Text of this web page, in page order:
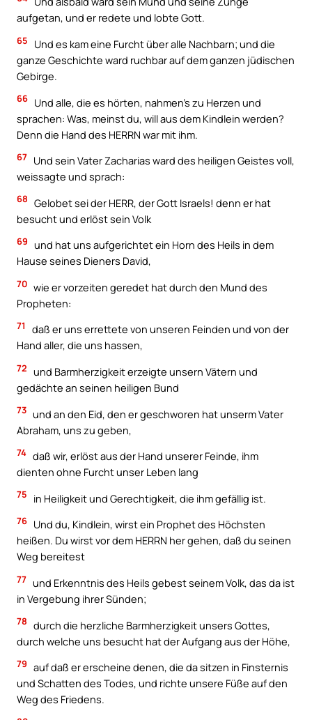
aufgetan, und er redete und lobte Gott.
65
Und es kam eine Furcht über alle Nachbarn; und die
ganze Geschichte ward ruchbar auf dem ganzen jüdischen
Gebirge.
66 Und alle, die es hörten, nahmen’s zu Herzen und
sprachen: Was, meinst du, will aus dem Kindlein werden?
Denn die Hand des HERRN war mit ihm.
67 Und sein Vater Zacharias ward des heiligen Geistes voll,
weissagte und sprach:
68 Gelobet sei der HERR, der Gott Israels! denn er hat
besucht und erlöst sein Volk
69 und hat uns aufgerichtet ein Horn des Heils in dem
Hause seines Dieners David,
70 wie er vorzeiten geredet hat durch den Mund des
Propheten:
71
daß er uns errettete von unseren Feinden und von der
Hand aller, die uns hassen,
72 und Barmherzigkeit erzeigte unsern Vätern und
gedächte an seinen heiligen Bund
73 und an den Eid, den er geschworen hat unserm Vater
Abraham, uns zu geben,
74 daß wir, erlöst aus der Hand unserer Feinde, ihm
dienten ohne Furcht unser Leben lang
75 in Heiligkeit und Gerechtigkeit, die ihm gefällig ist.
76 Und du, Kindlein, wirst ein Prophet des Höchsten
heißen. Du wirst vor dem HERRN her gehen, daß du seinen
Weg bereitest
77 und Erkenntnis des Heils gebest seinem Volk, das da ist
in Vergebung ihrer Sünden;
78 durch die herzliche Barmherzigkeit unsers Gottes,
durch welche uns besucht hat der Aufgang aus der Höhe,
79 auf daß er erscheine denen, die da sitzen in Finsternis
und Schatten des Todes, und richte unsere Füße auf den
Weg des Friedens.